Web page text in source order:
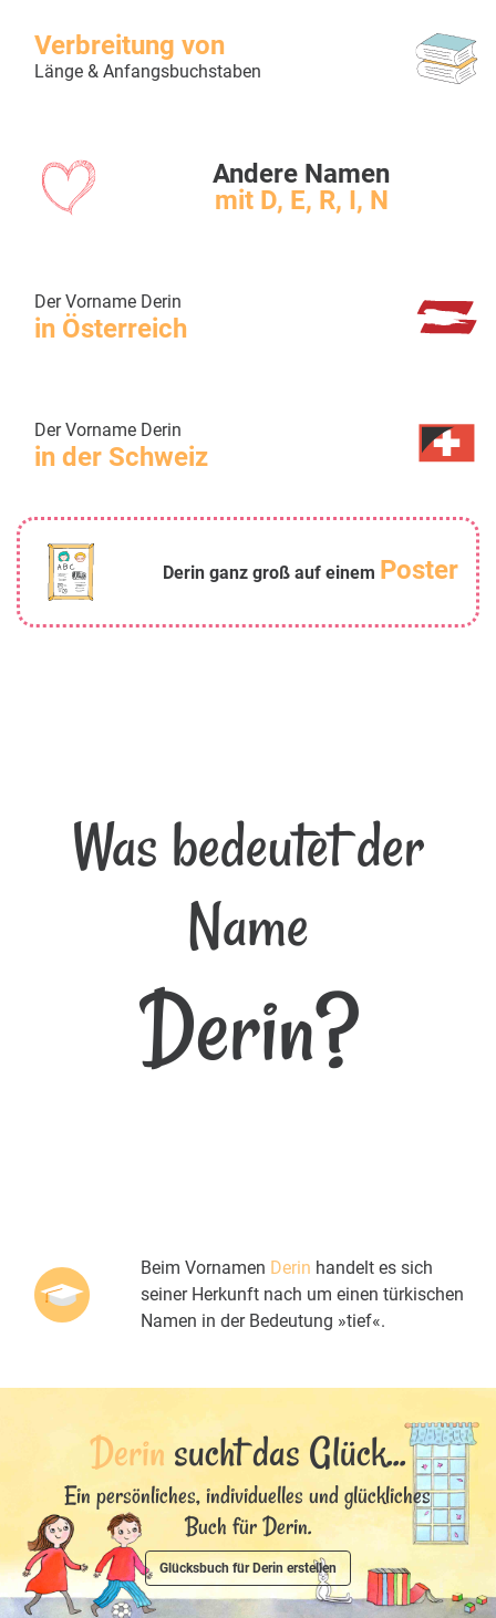
Verbreitung von
Länge & Anfangsbuchstaben
Andere Namen
mit D, E, R, I, N
Der Vorname Derin
in Österreich
Der Vorname Derin
in der Schweiz
Derin ganz groß auf einem Poster
Was bedeutet der
Name
Derin?
Beim Vornamen Derin handelt es sich
seiner Herkunft nach um einen türkischen
Namen in der Bedeutung »tief«.
Derin sucht das Glück...
Ein persönliches, individuelles und glückliches
Buch für Derin.
Glücksbuch für Derin erstellen